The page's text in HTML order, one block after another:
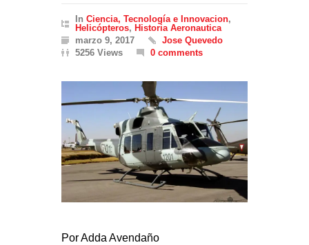
In Ciencia, Tecnología e Innovacion,
Helicópteros, Historia Aeronautica
marzo 9, 2017
Jose Quevedo
5256 Views
0 comments
Por Adda Avendaño